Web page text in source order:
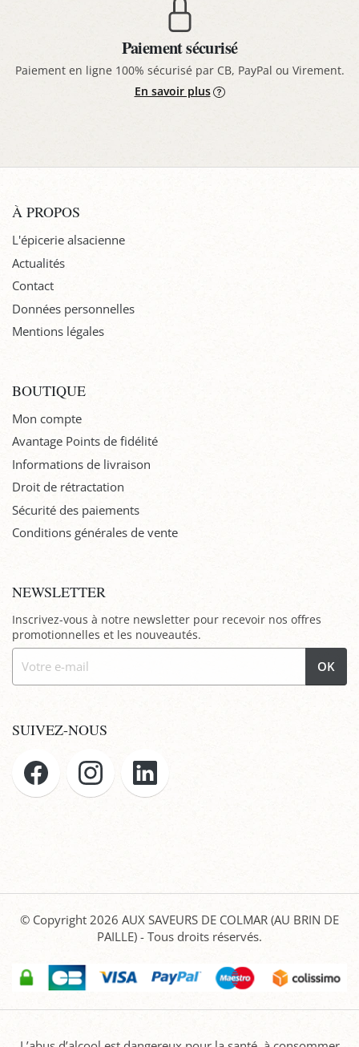
Paiement sécurisé
Paiement en ligne 100% sécurisé par CB, PayPal ou Virement.
En savoir plus
À PROPOS
L'épicerie alsacienne
Actualités
Contact
Données personnelles
Mentions légales
BOUTIQUE
Mon compte
Avantage Points de fidélité
Informations de livraison
Droit de rétractation
Sécurité des paiements
Conditions générales de vente
NEWSLETTER
Inscrivez-vous à notre newsletter pour recevoir nos offres
promotionnelles et les nouveautés.
OK
SUIVEZ-NOUS
© Copyright 2026 AUX SAVEURS DE COLMAR (AU BRIN DE
PAILLE) - Tous droits réservés.